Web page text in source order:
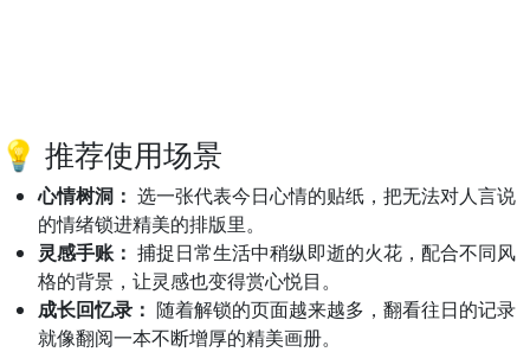
💡 推荐使用场景
心情树洞： 选一张代表今日心情的贴纸，把无法对人言说
的情绪锁进精美的排版里。
灵感手账： 捕捉日常生活中稍纵即逝的火花，配合不同风
格的背景，让灵感也变得赏心悦目。
成长回忆录： 随着解锁的页面越来越多，翻看往日的记录
就像翻阅一本不断增厚的精美画册。